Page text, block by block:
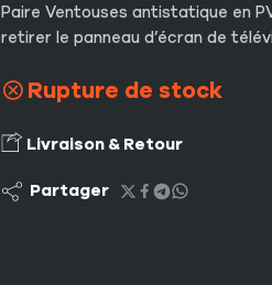
Paire Ventouses antistatique en
retirer le panneau d’écran de
Rupture de stock
Livraison & Retour
Partager